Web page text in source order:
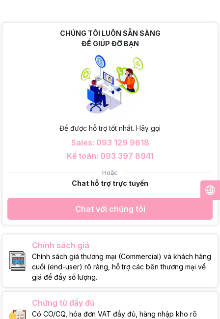
CHÚNG TÔI LUÔN SẴN SÀNG
ĐỂ GIÚP ĐỠ BẠN
Để được hỗ trợ tốt nhất. Hãy gọi
Sales: 093 129 9618
Kế toán: 093 397 8941
Hoặc
Chat hỗ trợ trực tuyến
Chat với chúng tôi
Chính sách giá
Chính sách giá thương mại (Commercial) và khách hàng
cuối (end-user) rõ ràng, hỗ trợ các bên thương mại về
giá để đẩy số lượng.
Chứng từ đầy đủ
Có CO/CQ, hóa đơn VAT đầy đủ, hàng nhập kho rõ